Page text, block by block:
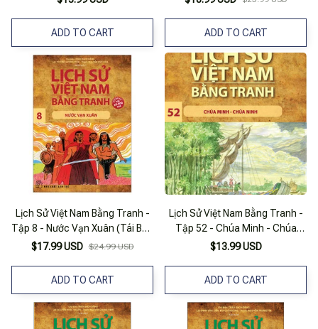
ADD TO CART ADD TO CART
Lịch Sử Việt Nam Bằng Tranh -
Tập 8 - Nước Vạn Xuân (Tái Bản
2023)
$17.99 USD $24.99 USD
ADD TO CART
Lịch Sử Việt Nam Bằng Tranh -
Tập 52 - Chúa Minh - Chúa
Nguyễn
$13.99 USD
ADD TO CART